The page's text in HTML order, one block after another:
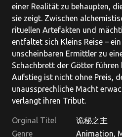
einer Realität zu behaupten,
sie zeigt. Zwischen
rituellen Artefakten und
entfaltet sich Kleins Reise –
unscheinbaren Ermittler zu
Schachbrett der Götter führen
Aufstieg ist nicht ohne Preis,
unaussprechliche Macht
verlangt ihren Tribut.
Orginal Titel
诡秘之主
Genre
Animation,